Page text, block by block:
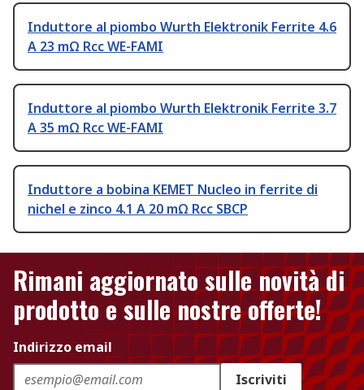
Induttore al piombo Wurth Elektronik Ferrite 4.6
A 23 mΩ Rcc WE-FAMI
Induttore al piombo Wurth Elektronik Ferrite 3.7
A 35 mΩ Rcc WE-FAMI
Induttore a bobina KEMET Nucleo in ferrite di
nichel e zinco 4.1 A 20 mΩ Rcc SBCP
Rimani aggiornato sulle novità di
prodotto e sulle nostre offerte!
Indirizzo email
Iscriviti